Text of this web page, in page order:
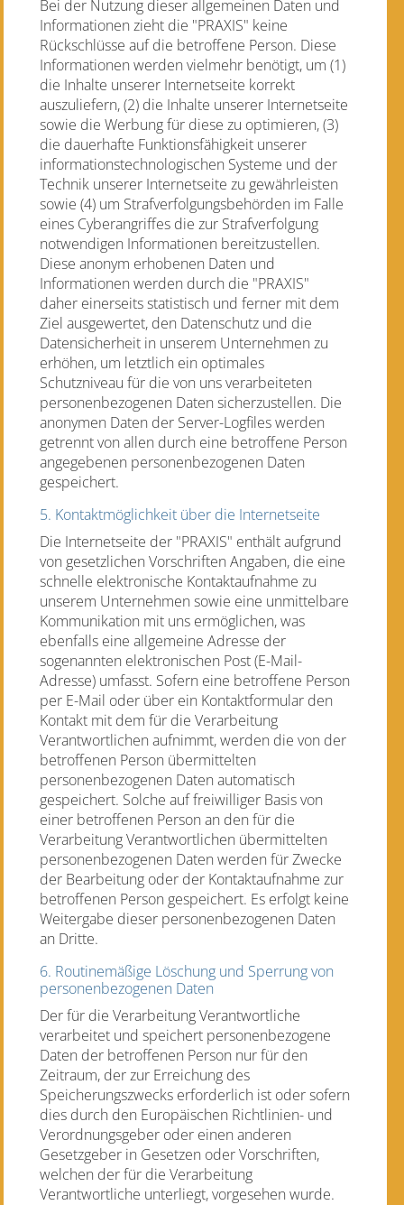
Bei der Nutzung dieser allgemeinen Daten und
Informationen zieht die "PRAXIS" keine
Rückschlüsse auf die betroffene Person. Diese
Informationen werden vielmehr benötigt, um (1)
die Inhalte unserer Internetseite korrekt
auszuliefern, (2) die Inhalte unserer Internetseite
sowie die Werbung für diese zu optimieren, (3)
die dauerhafte Funktionsfähigkeit unserer
informationstechnologischen Systeme und der
Technik unserer Internetseite zu gewährleisten
sowie (4) um Strafverfolgungsbehörden im Falle
eines Cyberangriffes die zur Strafverfolgung
notwendigen Informationen bereitzustellen.
Diese anonym erhobenen Daten und
Informationen werden durch die "PRAXIS"
daher einerseits statistisch und ferner mit dem
Ziel ausgewertet, den Datenschutz und die
Datensicherheit in unserem Unternehmen zu
erhöhen, um letztlich ein optimales
Schutzniveau für die von uns verarbeiteten
personenbezogenen Daten sicherzustellen. Die
anonymen Daten der Server-Logfiles werden
getrennt von allen durch eine betroffene Person
angegebenen personenbezogenen Daten
gespeichert.
5. Kontaktmöglichkeit über die Internetseite
Die Internetseite der "PRAXIS" enthält aufgrund
von gesetzlichen Vorschriften Angaben, die eine
schnelle elektronische Kontaktaufnahme zu
unserem Unternehmen sowie eine unmittelbare
Kommunikation mit uns ermöglichen, was
ebenfalls eine allgemeine Adresse der
sogenannten elektronischen Post (E-Mail-
Adresse) umfasst. Sofern eine betroffene Person
per E-Mail oder über ein Kontaktformular den
Kontakt mit dem für die Verarbeitung
Verantwortlichen aufnimmt, werden die von der
betroffenen Person übermittelten
personenbezogenen Daten automatisch
gespeichert. Solche auf freiwilliger Basis von
einer betroffenen Person an den für die
Verarbeitung Verantwortlichen übermittelten
personenbezogenen Daten werden für Zwecke
der Bearbeitung oder der Kontaktaufnahme zur
betroffenen Person gespeichert. Es erfolgt keine
Weitergabe dieser personenbezogenen Daten
an Dritte.
6. Routinemäßige Löschung und Sperrung von
personenbezogenen Daten
Der für die Verarbeitung Verantwortliche
verarbeitet und speichert personenbezogene
Daten der betroffenen Person nur für den
Zeitraum, der zur Erreichung des
Speicherungszwecks erforderlich ist oder sofern
dies durch den Europäischen Richtlinien- und
Verordnungsgeber oder einen anderen
Gesetzgeber in Gesetzen oder Vorschriften,
welchen der für die Verarbeitung
Verantwortliche unterliegt, vorgesehen wurde.